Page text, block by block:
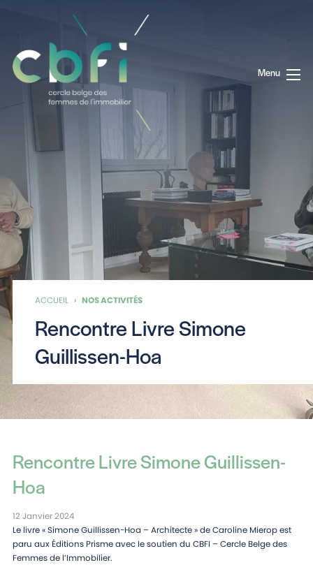
Menu
ACCUEIL › NOS ACTIVITÉS
Rencontre Livre Simone
Guillissen-Hoa
Rencontre Livre Simone Guillissen-
Hoa
12 Janvier 2024
Le livre « Simone Guillissen-Hoa – Architecte » de Caroline Mierop est
paru aux Éditions Prisme avec le soutien du CBFI – Cercle Belge des
Femmes de l’Immobilier.